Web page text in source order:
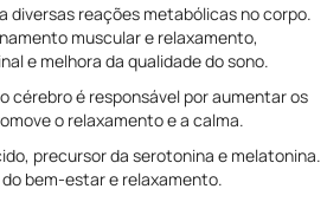
diversas reações metabólicas no corpo.
muscular e relaxamento,
e melhora da qualidade do sono.
cérebro é responsável por aumentar os
o relaxamento e a calma.
precursor da serotonina e melatonina.
bem-estar e relaxamento.